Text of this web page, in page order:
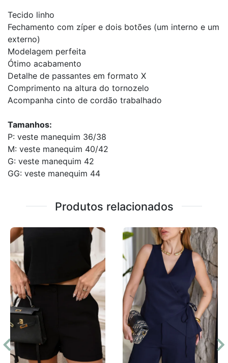
Tecido linho
Fechamento com zíper e dois botões (um interno e um
externo)
Modelagem perfeita
Ótimo acabamento
Detalhe de passantes em formato X
Comprimento na altura do tornozelo
Acompanha cinto de cordão trabalhado
Tamanhos:
P: veste manequim 36/38
M: veste manequim 40/42
G: veste manequim 42
GG: veste manequim 44
Produtos relacionados